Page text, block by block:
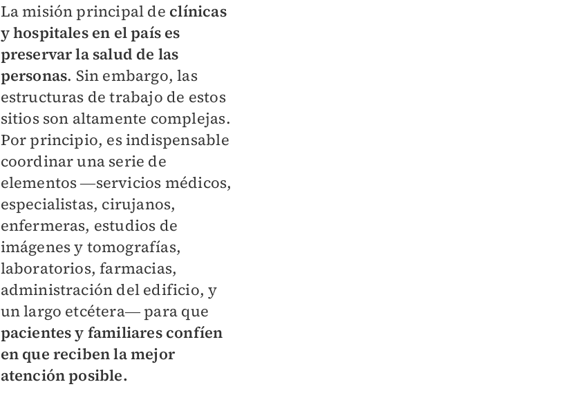
La misión principal de clínicas
y hospitales en el país es
preservar la salud de las
personas. Sin embargo, las
estructuras de trabajo de estos
sitios son altamente complejas.
Por principio, es indispensable
coordinar una serie de
elementos ―servicios médicos,
especialistas, cirujanos,
enfermeras, estudios de
imágenes y tomografías,
laboratorios, farmacias,
administración del edificio, y
un largo etcétera― para que
pacientes y familiares confíen
en que reciben la mejor
atención posible.